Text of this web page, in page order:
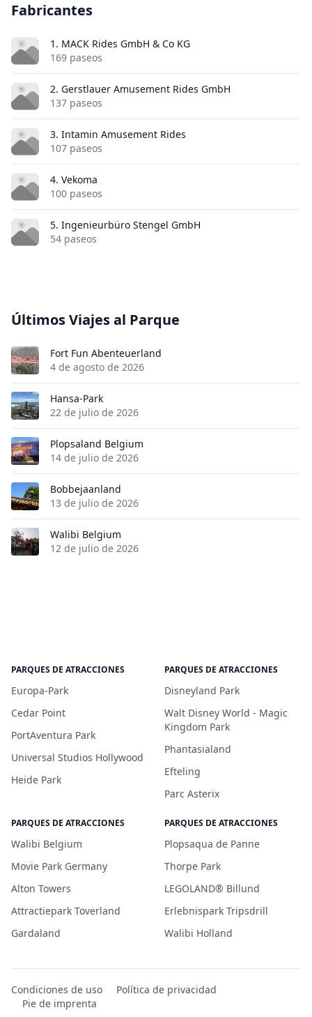
Fabricantes
1. MACK Rides GmbH & Co KG
169 paseos
2. Gerstlauer Amusement Rides GmbH
137 paseos
3. Intamin Amusement Rides
107 paseos
4. Vekoma
100 paseos
5. Ingenieurbüro Stengel GmbH
54 paseos
Últimos Viajes al Parque
Fort Fun Abenteuerland
4 de agosto de 2026
Hansa-Park
22 de julio de 2026
Plopsaland Belgium
14 de julio de 2026
Bobbejaanland
13 de julio de 2026
Walibi Belgium
12 de julio de 2026
PARQUES DE ATRACCIONES
Europa-Park
Cedar Point
PortAventura Park
Universal Studios Hollywood
Heide Park
PARQUES DE ATRACCIONES
Disneyland Park
Walt Disney World - Magic
Kingdom Park
Phantasialand
Efteling
Parc Asterix
PARQUES DE ATRACCIONES
Walibi Belgium
Movie Park Germany
Alton Towers
Attractiepark Toverland
Gardaland
PARQUES DE ATRACCIONES
Plopsaqua de Panne
Thorpe Park
LEGOLAND® Billund
Erlebnispark Tripsdrill
Walibi Holland
Condiciones de uso
Política de privacidad
Pie de imprenta